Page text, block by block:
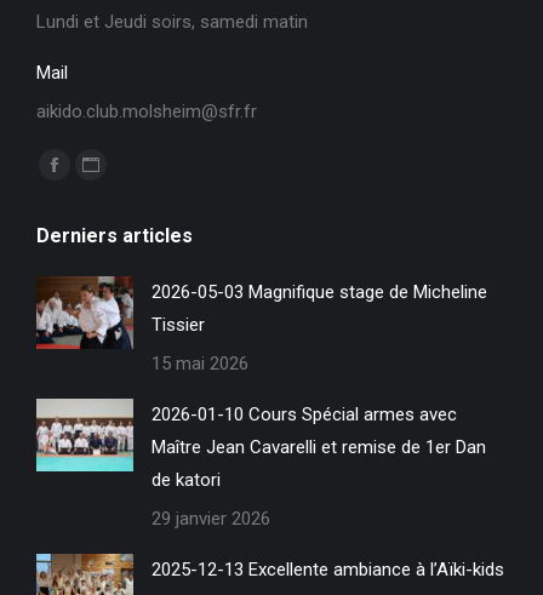
Lundi et Jeudi soirs, samedi matin
Mail
aikido.club.molsheim@sfr.fr
Trouvez nous sur :
La
Facebook
s'ouvre
dans
une
fenêtre
La
Site
Web
s'ouvre
dans
nouvelle
fenêtre
Derniers articles
2026-05-03 Magnifique stage de Micheline
Tissier
15 mai 2026
2026-01-10 Cours Spécial armes avec
Maître Jean Cavarelli et remise de 1er Dan
de katori
29 janvier 2026
2025-12-13 Excellente ambiance à l’Aïki-kids